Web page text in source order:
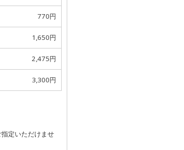
770円
1,650円
2,475円
3,300円
定いただけませ